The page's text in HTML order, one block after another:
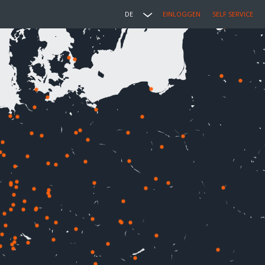
DE EINLOGGEN SELF SERVICE